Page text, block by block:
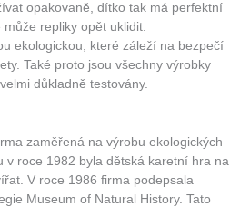
opakovaně, dítko tak má perfektní
může repliky opět uklidit.
ekologickou, které záleží na bezpečí
Také proto jsou všechny výrobky
důkladně testovány.
zaměřená na výrobu ekologických
v roce 1982 byla dětská karetní hra na
V roce 1986 firma podepsala
Museum of Natural History. Tato